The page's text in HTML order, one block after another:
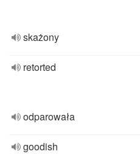
skażony
retorted
odparowała
goodish